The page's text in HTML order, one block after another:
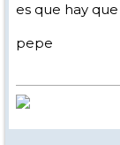
es que hay
pepe